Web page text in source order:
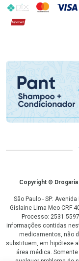
PIX MasterCard
VISA
Hipercard
Promoção
CopyrightCopyright ©
São Paulo - SP:
Gislaine Lima Meo CRF
Processo:
informações contidas
medicamentos, não
substituem, em hipótese
área médica.